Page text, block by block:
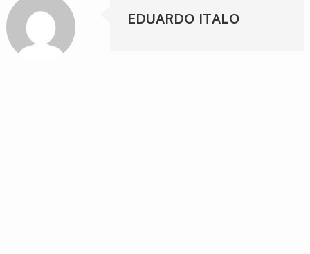
EDUARDO ITALO